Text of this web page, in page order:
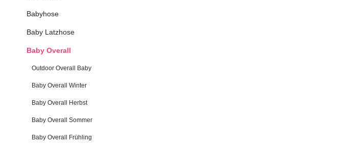
Babyhose
Baby Latzhose
Baby Overall
Outdoor Overall Baby
Baby Overall Winter
Baby Overall Herbst
Baby Overall Sommer
Baby Overall Frühling